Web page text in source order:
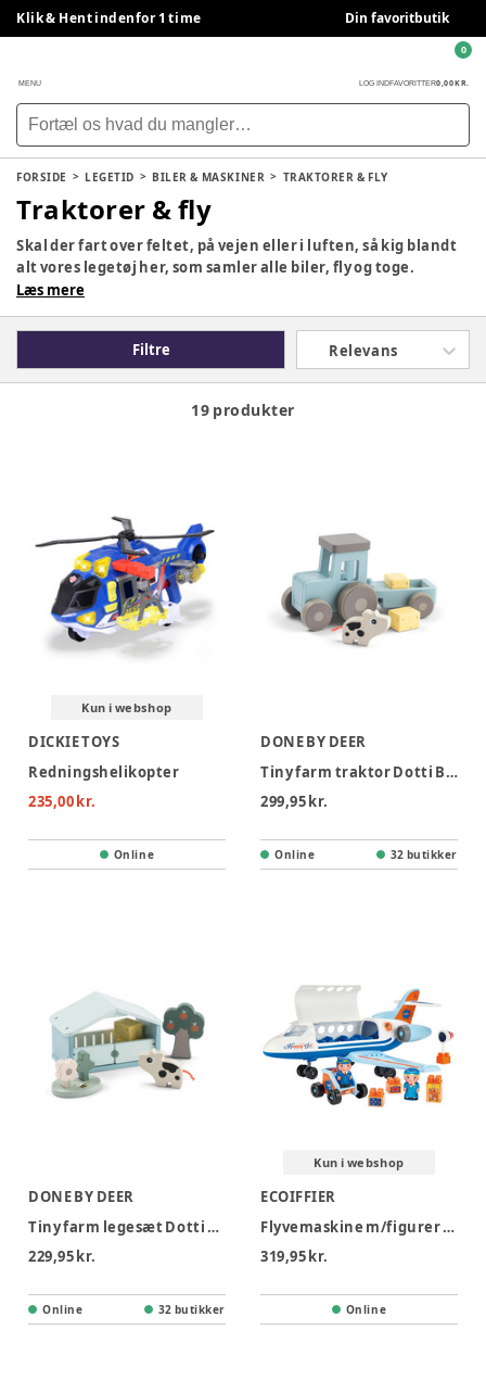
Klik & Hent indenfor 1 time Din favoritbutik
MENU LOG INDFAVORITTER0,00 KR.
0
FORSIDE LEGETID BILER & MASKINER TRAKTORER & FLY
Traktorer & fly
Skal der fart over feltet, på vejen eller i luften, så kig blandt
alt vores legetøj her, som samler alle biler, fly og toge.
Læs mere
Filtre Relevans
19 produkter
Kun i webshop
DICKIE TOYS
Redningshelikopter
235,00 kr.
Online
DONE BY DEER
Tiny farm traktor Dotti Blå
299,95 kr.
Online 32 butikker
DONE BY DEER
Tiny farm legesæt Dotti Farvemix
229,95 kr.
Online 32 butikker
Kun i webshop
ECOIFFIER
Flyvemaskine m/figurer og tilbehør
319,95 kr.
Online